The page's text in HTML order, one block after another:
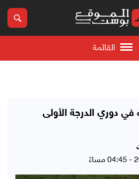
القائمة
دوري الدرجة الأولى